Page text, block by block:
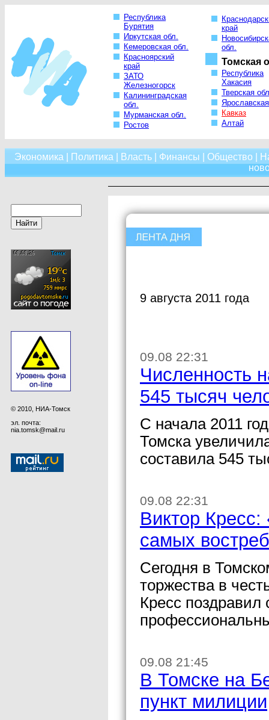
Республика
Бурятия
Иркутская обл.
Кемеровская обл.
Красноярский
край
ЗАТО
Железногорск
Калининградская
обл.
Мурманская обл.
Ростов
край
обл.
Томская
Республика
Хакасия
Тверская
Кавказ
Алтай
Экономика Политика Власть| Финансы Общество
© 2010, НИА-Томск
эл. почта:
nia.tomsk@mail.ru
9 августа 2011 года
09.08 22:31
Численность
545 тысяч
С начала 2011
Томска
составила 545
09.08 22:31
Виктор
самых
Сегодня в
торжества в
Кресс поздравил
09.08 21:45
В Томске на
пункт милиции